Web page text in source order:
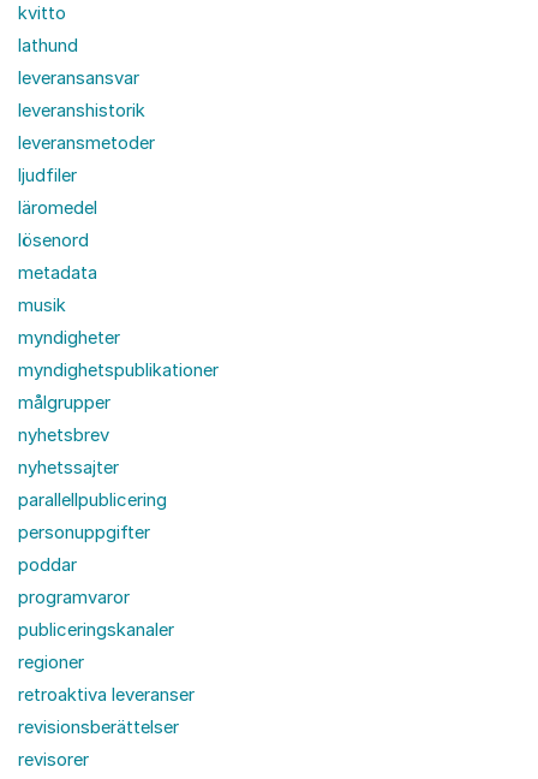
kvitto
lathund
leveransansvar
leveranshistorik
leveransmetoder
ljudfiler
läromedel
lösenord
metadata
musik
myndigheter
myndighetspublikationer
målgrupper
nyhetsbrev
nyhetssajter
parallellpublicering
personuppgifter
poddar
programvaror
publiceringskanaler
regioner
retroaktiva leveranser
revisionsberättelser
revisorer